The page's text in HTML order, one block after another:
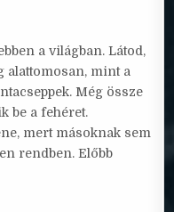
a világban. Látod,
alattomosan, mint a
Még össze
be a fehéret.
mert másoknak sem
rendben. Előbb